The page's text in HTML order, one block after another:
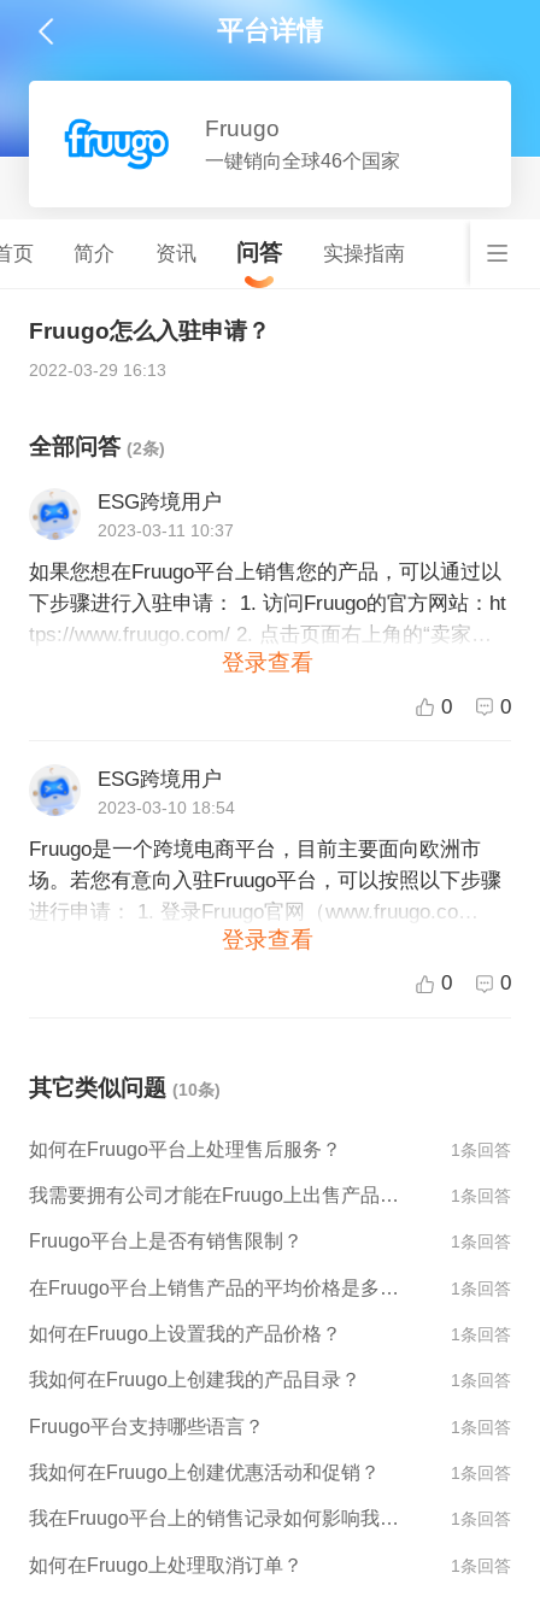
平台详情
Fruugo
一键销向全球46个国家
页 简介 资讯 问答 实操指南
Fruugo怎么入驻申请？
2022-03-29 16:13
全部问答 (2条)
ESG跨境用户
2023-03-11 10:37
如果您想在Fruugo平台上销售您的产品，可以通过以
下步骤进行入驻申请： 1. 访问Fruugo的官方网站：ht
tps://www.fruugo.com/ 2. 点击页面右上角的“卖家中
心”（Seller Centre）按钮。 3. 在登录页面上，输入您
的电子邮件地址和密码，如果没有账户，请先注册一
详细信息，并上传您的产品目录和价格列表。 5. Fruu
go工作人员将会核实您提交的信息和产品列表，如果
您的申请符合要求，将会给您发一封电子邮件确认您
的申请已被接受。 6. 您需要完成关于付款和发货方式
的设置，以及其他必要的设置。 7. 完成上述步骤后，
您就可以在Fruugo上开始销售您的产品了。Fruugo会
按照您设定的方式处理客户订单，并将款项转账到您
商，ESG跨境电商也能够帮助您完成Fruugo的入驻申
请和店铺运营。
登录查看
0 0
ESG跨境用户
2023-03-10 18:54
Fruugo是一个跨境电商平台，目前主要面向欧洲市
场。若您有意向入驻Fruugo平台，可以按照以下步骤
进行申请： 1. 登录Fruugo官网（www.fruugo.co
m），并点击页面上方的“Sell on Fruugo”按钮。 2. 完
成网站上的入驻申请表格，包括个人/公司信息、产品
外，您还需要遵守Fruugo的卖家服务条款和要求。 注
操作都需要使用英语完成。另外，Fruugo需要卖家支
付20%的佣金和每笔销售的固定费用作为平台使用
登录查看
0 0
其它类似问题 (10条)
如何在Fruugo平台上处理售后服务？ 1条回答
我需要拥有公司才能在Fruugo上出售产品吗？ 1条回答
Fruugo平台上是否有销售限制？ 1条回答
在Fruugo平台上销售产品的平均价格是多少？ 1条回答
如何在Fruugo上设置我的产品价格？ 1条回答
我如何在Fruugo上创建我的产品目录？ 1条回答
Fruugo平台支持哪些语言？ 1条回答
我如何在Fruugo上创建优惠活动和促销？ 1条回答
我在Fruugo平台上的销售记录如何影响我的账户评级？ 1条回答
如何在Fruugo上处理取消订单？ 1条回答